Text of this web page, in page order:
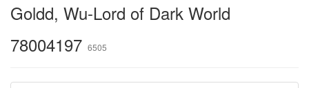
Goldd, Wu-Lord of Dark World
78004197 6505